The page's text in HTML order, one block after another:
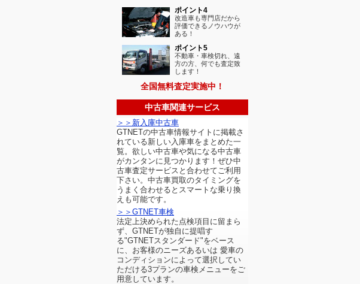
ポイント4
改造車も専門店だから
評価できるノウハウが
ある！
ポイント5
不動車・車検切れ、遠
方の方、何でも査定致
します！
全国無料査定実施中！
中古車関連サービス
＞＞新入庫中古車
GTNETの中古車情報サイトに掲載さ
れている新しい入庫車をまとめた一
覧。欲しい中古車や気になる中古車
がカンタンに見つかります！ぜひ中
古車査定サービスと合わせてご利用
下さい。中古車買取のタイミングを
うまく合わせるとスマートな乗り換
えも可能です。
＞＞GTNET車検
法定上決められた点検項目に留まら
ず、GTNETが独自に提唱す
る"GTNETスタンダード"をベース
に、お客様のニーズあるいは 愛車の
コンディションによって選択してい
ただける3プランの車検メニューをご
用意しています。